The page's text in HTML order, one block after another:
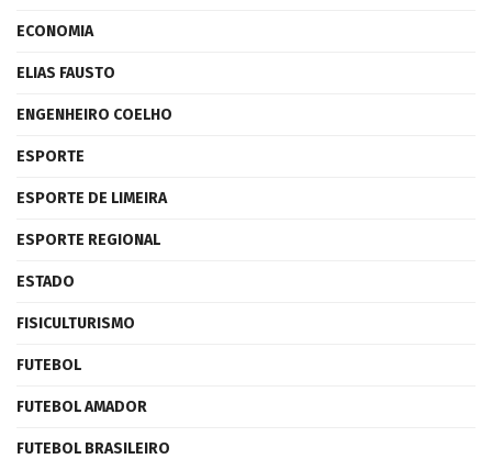
ECONOMIA
ELIAS FAUSTO
ENGENHEIRO COELHO
ESPORTE
ESPORTE DE LIMEIRA
ESPORTE REGIONAL
ESTADO
FISICULTURISMO
FUTEBOL
FUTEBOL AMADOR
FUTEBOL BRASILEIRO